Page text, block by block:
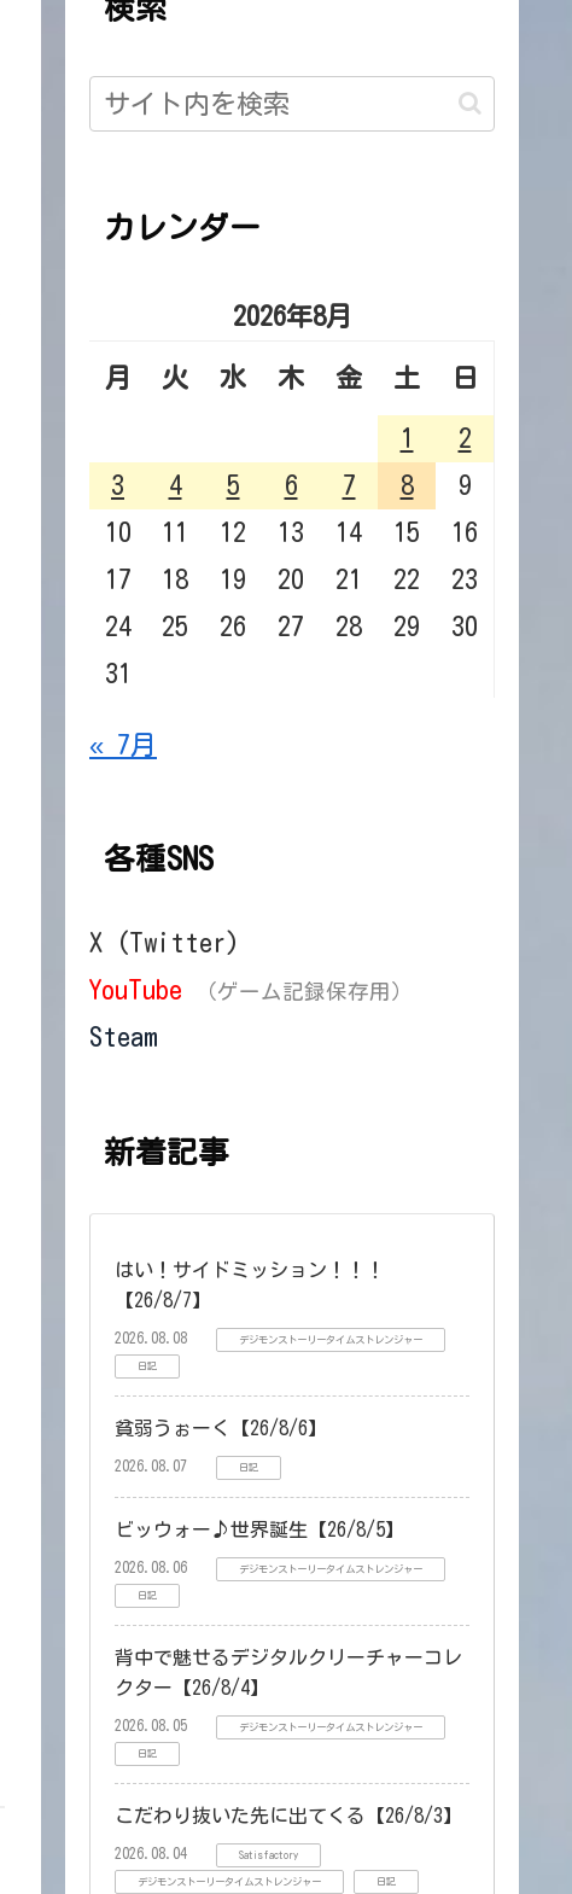
検索
カレンダー
2026年8月
月 火 水 木 金 土 日
1
2
3
4 5 6 7 8
9
10
11 12 13 14 15
16
17
18 19 20 21 22
23
24
25 26 27 28 29
30
31
« 7月
各種SNS
X (Twitter)
YouTube
（ゲーム記録保存用）
Steam
新着記事
はい！サイドミッション！！！
【26/8/7】
2026.08.08 デジモンストーリータイムストレンジャー
日記
貧弱うぉーく【26/8/6】
2026.08.07 日記
ビッウォー♪世界誕生【26/8/5】
2026.08.06 デジモンストーリータイムストレンジャー
日記
背中で魅せるデジタルクリーチャーコレ
クター【26/8/4】
2026.08.05 デジモンストーリータイムストレンジャー
日記
こだわり抜いた先に出てくる【26/8/3】
2026.08.04 Satisfactory
デジモンストーリータイムストレンジャー 日記